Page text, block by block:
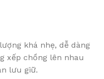
khá nhẹ, dễ dàng
xếp chồng lên nhau
lưu giữ.